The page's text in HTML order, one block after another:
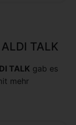
TALK
TALK gab es
mehr